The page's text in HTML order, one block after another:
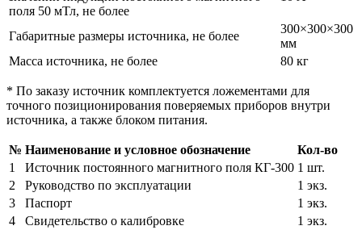
поля 50 мТл, не более
Габаритные размеры источника, не более
300×300×300
мм
Масса источника, не более
80 кг
* По заказу источник комплектуется ложементами для
точного позиционирования поверяемых приборов внутри
источника, а также блоком питания.
№ Наименование и условное обозначение
Кол-во
1
Источник постоянного магнитного поля КГ-300 1 шт.
2
Руководство по эксплуатации
1 экз.
3
Паспорт
1 экз.
4
Свидетельство о калибровке 1 экз.